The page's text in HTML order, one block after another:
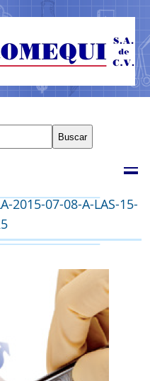
2015-07-08-A-LAS-15-